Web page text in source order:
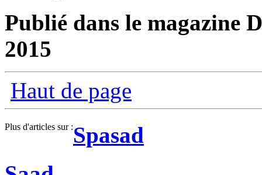
Publié dans le magazine
2015
Haut de page
Plus d'articles sur :Spasad